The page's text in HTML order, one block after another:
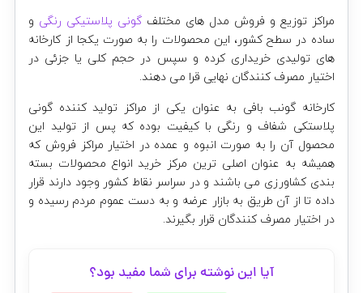
مراکز توزیع و فروش مدل های مختلف گونی پلاستیکی رنگی و
ساده در سطح کشور، این محصولات را به صورت یکجا از کارخانه
های تولیدی خریداری کرده و سپس در حجم کلی یا جزئی در
اختیار مصرف کنندگان نهایی قرا می دهند.
کارخانه گونب بافی به عنوان یکی از مراکز تولید کننده گونی
پلاستکی شفاف و رنگی با کیفیت بوده که پس از تولید این
محصول آن را به صورت انبوه و عمده در اختیار مراکز فروش که
همیشه به عنوان اصلی ترین مرکز خرید انواع محصولات بسته
بندی کشاورزی می باشند و در سراسر نقاط کشور وجود دارند قرار
داده تا از آن طریق به بازار عرضه و به دست عموم مردم رسیده و
در اختیار مصرف کنندگان قرار بگیرند.
آیا این نوشته برای شما مفید بود؟